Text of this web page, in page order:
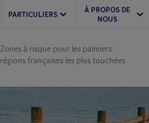
PARTICULIERS
À PROPOS DE
NOUS
Zones à risque pour les palmiers :
régions françaises les plus touchées